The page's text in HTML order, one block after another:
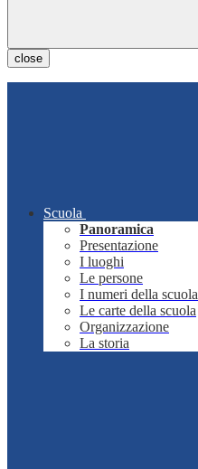
close
Scuola
Panoramica
Presentazione
I luoghi
Le persone
I numeri della scuola
Le carte della scuola
Organizzazione
La storia